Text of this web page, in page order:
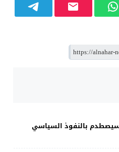
بالنفوذ السياسي